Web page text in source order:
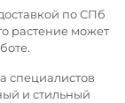
по СПб
растение может
специалистов
и стильный